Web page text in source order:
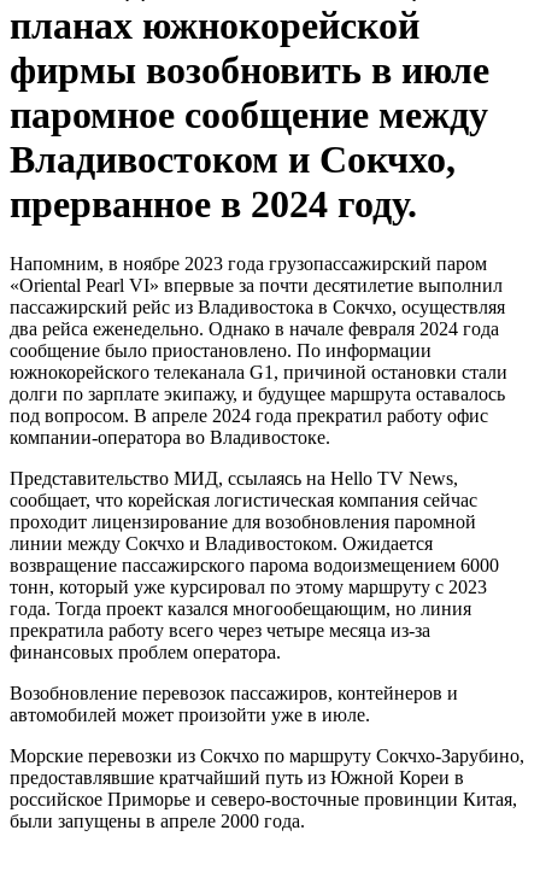
планах южнокорейской
фирмы возобновить в июле
паромное сообщение между
Владивостоком и Сокчхо,
прерванное в 2024 году.
Напомним, в ноябре 2023 года грузопассажирский паром
«Oriental Pearl VI» впервые за почти десятилетие выполнил
пассажирский рейс из Владивостока в Сокчхо, осуществляя
два рейса еженедельно. Однако в начале февраля 2024 года
сообщение было приостановлено. По информации
южнокорейского телеканала G1, причиной остановки стали
долги по зарплате экипажу, и будущее маршрута оставалось
под вопросом. В апреле 2024 года прекратил работу офис
компании-оператора во Владивостоке.
Представительство МИД, ссылаясь на Hello TV News,
сообщает, что корейская логистическая компания сейчас
проходит лицензирование для возобновления паромной
линии между Сокчхо и Владивостоком. Ожидается
возвращение пассажирского парома водоизмещением 6000
тонн, который уже курсировал по этому маршруту с 2023
года. Тогда проект казался многообещающим, но линия
прекратила работу всего через четыре месяца из-за
финансовых проблем оператора.
Возобновление перевозок пассажиров, контейнеров и
автомобилей может произойти уже в июле.
Морские перевозки из Сокчхо по маршруту Сокчхо-Зарубино,
предоставлявшие кратчайший путь из Южной Кореи в
российское Приморье и северо-восточные провинции Китая,
были запущены в апреле 2000 года.